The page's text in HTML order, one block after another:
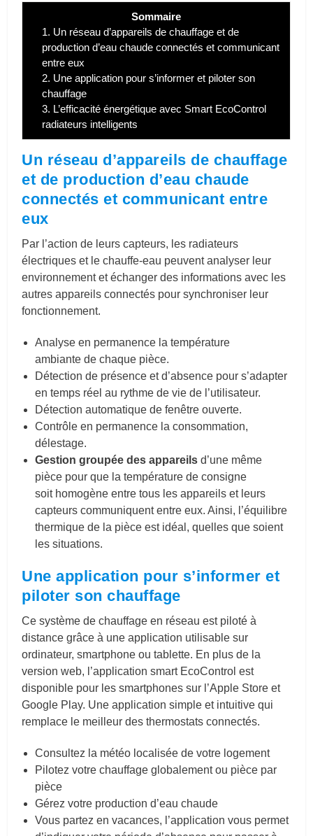
Sommaire
1. Un réseau d’appareils de chauffage et de
production d’eau chaude connectés et communicant
entre eux
2. Une application pour s’informer et piloter son
chauffage
3. L’efficacité énergétique avec Smart EcoControl
radiateurs intelligents
Un réseau d’appareils de chauffage
et de production d’eau chaude
connectés et communicant entre
eux
Par l’action de leurs capteurs, les radiateurs
électriques et le chauffe-eau peuvent analyser leur
environnement et échanger des informationsavec les
autres appareils connectés pour synchroniser leur
fonctionnement.
Analyse en permanence latempérature
ambiante de chaque pièce.
Détection de présence et d’absence pour s’adapter
en temps réel au rythme de vie de l’utilisateur.
Détection automatique defenêtre ouverte.
Contrôle en permanence laconsommation,
délestage.
Gestion groupée des appareils d’une même
pièce pour que la température de consigne
soit homogène entre tous les appareils et leurs
capteurs communiquent entre eux. Ainsi, l’équilibre
thermique de la pièce est idéal, quelles que soient
les situations.
Une application pour s’informer et
piloter son chauffage
Ce système de chauffage en réseau est piloté à
distance grâce à une application utilisablesur
ordinateur, smartphone ou tablette. En plus de la
version web, l’application smart EcoControl est
disponible pour les smartphones sur l’Apple Store et
Google Play. Une application simple et intuitive qui
remplace le meilleur des thermostats connectés.
Consultez la météo localisée de votre logement
Pilotez votre chauffage globalement ou pièce par
pièce
Gérez votre production d’eau chaude
Vous partez en vacances, l’application vous permet